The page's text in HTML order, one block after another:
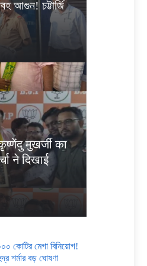
আগুন! চট্টার্জি
मुखर्जी का
ने दिखाई
কোটির মেগা বিনিয়োগ!
শর্মার বড় ঘোষণা